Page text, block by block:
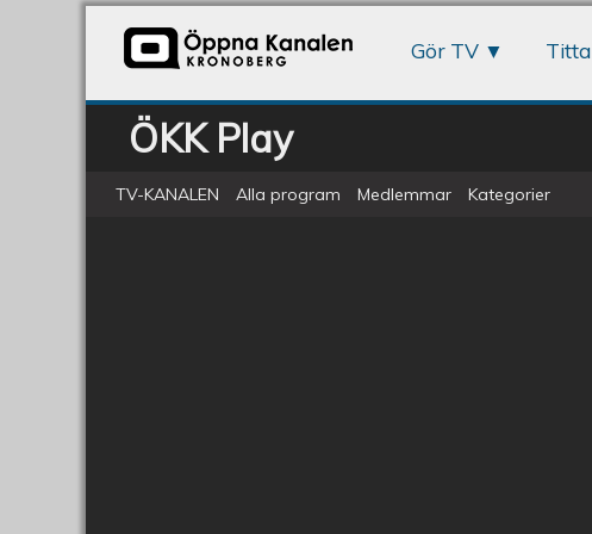
Gör TV Titta
ÖKK Play
TV-KANALEN Alla program Medlemmar Kategorier